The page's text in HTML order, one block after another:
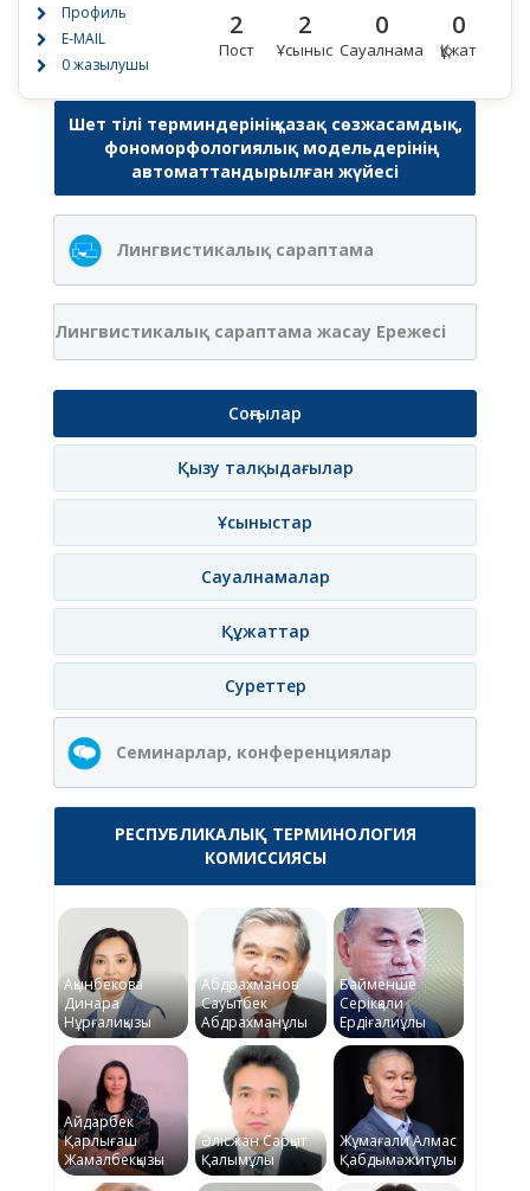
Профиль
E-MAIL
0 жазылушы
2
Пост
2
Ұсыныс
0
Сауалнама
0
Құжат
Шет тілі терминдерінің қазақ сөзжасамдық,
фономорфологиялық модельдерінің
автоматтандырылған жүйесі
Лингвистикалық сараптама
Лингвистикалық сараптама жасау Ережесі
Соңғылар
Қызу талқыдағылар
Ұсыныстар
Сауалнамалар
Құжаттар
Суреттер
Семинарлар, конференциялар
РЕСПУБЛИКАЛЫҚ ТЕРМИНОЛОГИЯ
КОМИССИЯСЫ
Ақынбекова
Динара
Нұрғалиқызы
Абдрахманов
Сауытбек
Абдрахманұлы
Байменше
Серікқали
Ердіғалиұлы
Айдарбек
Қарлығаш
Жамалбекқызы
Әлісжан Сарқыт
Қалымұлы
Жұмағали Алмас
Қабдымәжитұлы